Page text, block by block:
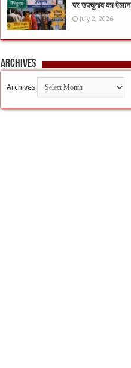
पर उपचुनाव का ऐलान
July 2, 2026
Archives
Archives